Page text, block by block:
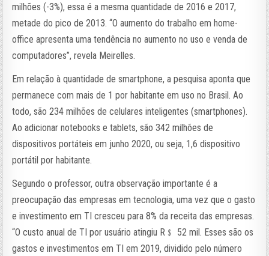
milhões (-3%), essa é a mesma quantidade de 2016 e 2017,
metade do pico de 2013. “O aumento do trabalho em home-
office apresenta uma tendência no aumento no uso e venda de
computadores”, revela Meirelles.
Em relação à quantidade de smartphone, a pesquisa aponta que
permanece com mais de 1 por habitante em uso no Brasil. Ao
todo, são 234 milhões de celulares inteligentes (smartphones).
Ao adicionar notebooks e tablets, são 342 milhões de
dispositivos portáteis em junho 2020, ou seja, 1,6 dispositivo
portátil por habitante.
Segundo o professor, outra observação importante é a
preocupação das empresas em tecnologia, uma vez que o gasto
e investimento em TI cresceu para 8% da receita das empresas.
“O custo anual de TI por usuário atingiu R﹩ 52 mil. Esses são os
gastos e investimentos em TI em 2019, dividido pelo número